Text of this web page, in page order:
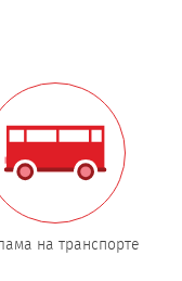
на транспорте